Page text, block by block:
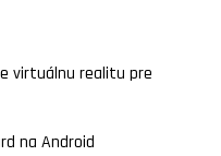
virtuálnu realitu pre
na Android